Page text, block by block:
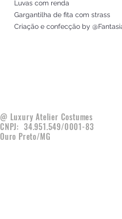
Luvas com renda
Gargantilha de fita com strass
Criação e confecção by
@ Luxury Atelier Costumes
CNPJ: 34.951.549/0001-83
Ouro Preto/MG